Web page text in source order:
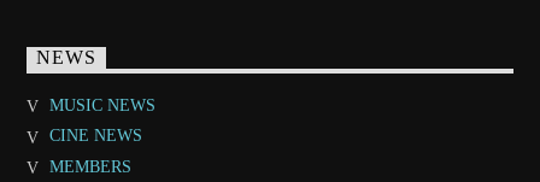
NEWS
MUSIC NEWS
CINE NEWS
MEMBERS